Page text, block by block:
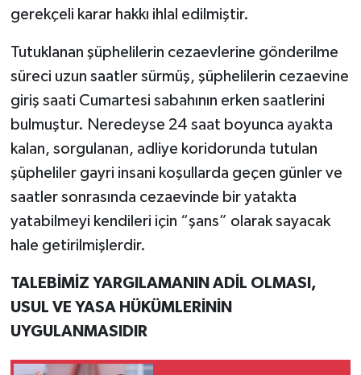
gerekçeli karar hakkı ihlal edilmiştir.
Tutuklanan şüphelilerin cezaevlerine gönderilme
süreci uzun saatler sürmüş, şüphelilerin cezaevine
giriş saati Cumartesi sabahının erken saatlerini
bulmuştur. Neredeyse 24 saat boyunca ayakta
kalan, sorgulanan, adliye koridorunda tutulan
şüpheliler gayri insani koşullarda geçen günler ve
saatler sonrasında cezaevinde bir yatakta
yatabilmeyi kendileri için “şans” olarak sayacak
hale getirilmişlerdir.
TALEBİMİZ YARGILAMANIN ADİL OLMASI,
USUL VE YASA HÜKÜMLERİNİN
UYGULANMASIDIR